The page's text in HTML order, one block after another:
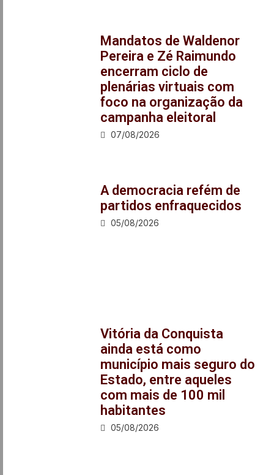
Mandatos de Waldenor
Pereira e Zé Raimundo
encerram ciclo de
plenárias virtuais com
foco na organização da
campanha eleitoral
07/08/2026
A democracia refém de
partidos enfraquecidos
05/08/2026
Vitória da Conquista
ainda está como
município mais seguro do
Estado, entre aqueles
com mais de 100 mil
habitantes
05/08/2026